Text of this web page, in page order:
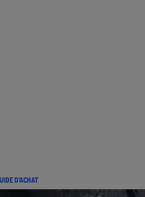
D'ACHAT